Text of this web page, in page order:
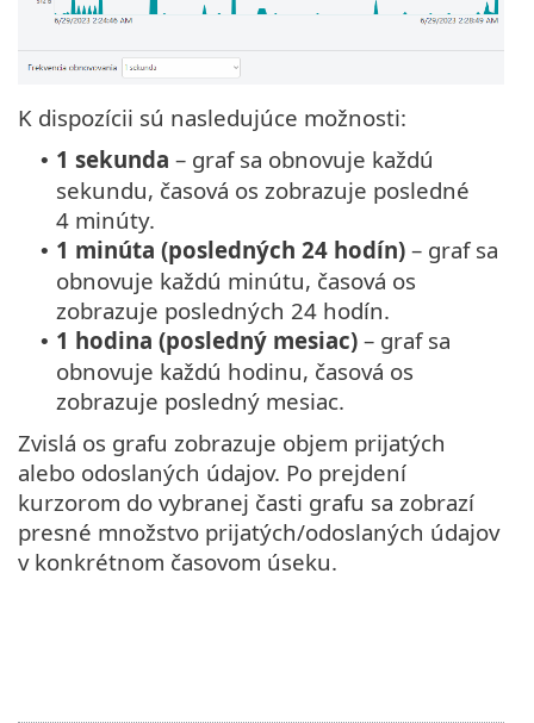
K dispozícii sú nasledujúce možnosti:
• 1 sekunda – graf sa obnovuje každú
sekundu, časová os zobrazuje posledné
4 minúty.
• 1 minúta (posledných 24 hodín) – graf sa
obnovuje každú minútu, časová os
zobrazuje posledných 24 hodín.
• 1 hodina (posledný mesiac) – graf sa
obnovuje každú hodinu, časová os
zobrazuje posledný mesiac.
Zvislá os grafu zobrazuje objem prijatých
alebo odoslaných údajov. Po prejdení
kurzorom do vybranej časti grafu sa zobrazí
presné množstvo prijatých/odoslaných údajov
v konkrétnom časovom úseku.